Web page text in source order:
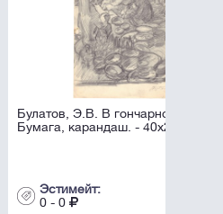
гончарной. 1957.
- 40х29 см.